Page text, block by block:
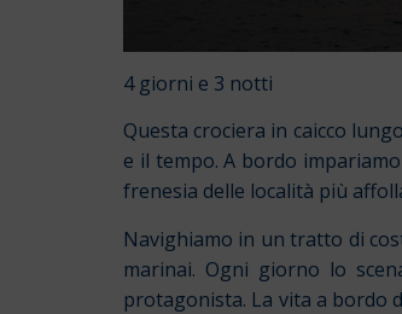
4 giorni e 3 notti
Questa crociera in caicco
e il tempo. A bordo
frenesia delle località più
Navighiamo in un tratto di
marinai. Ogni giorno lo
protagonista. La vita a bordo